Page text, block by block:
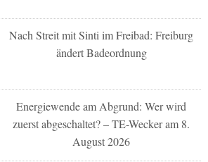
Nach Streit mit Sinti im Freibad: Freiburg
ändert Badeordnung
Energiewende am Abgrund: Wer wird
zuerst abgeschaltet? – TE-Wecker am 8.
August 2026